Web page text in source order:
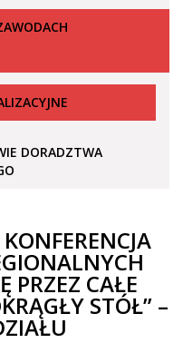
DORADZTWA
PRZEZ CAŁE
STÓŁ” –